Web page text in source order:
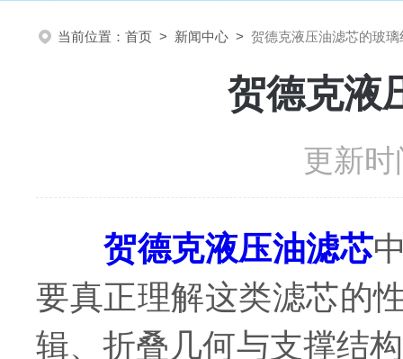
当前位置： 首页 > 新闻中心 > 贺德克液压油滤芯的玻
贺德克液
更新
贺德克液压油滤芯
要真正理解这类滤芯的
辑、折叠几何与支撑结